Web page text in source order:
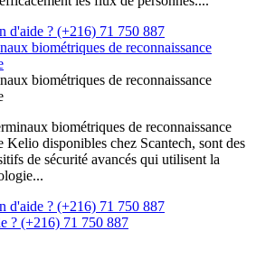
d'aide ? (+216) 71 750 887
biométriques de reconnaissance
biométriques de reconnaissance
biométriques de reconnaissance
Kelio disponibles chez Scantech, sont des
de sécurité avancés qui utilisent la
d'aide ? (+216) 71 750 887
? (+216) 71 750 887